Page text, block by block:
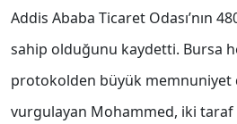
Addis Ababa Ticaret Odası’nın
sahip olduğunu kaydetti. Bursa
protokolden büyük memnuniyet
vurgulayan Mohammed, iki taraf